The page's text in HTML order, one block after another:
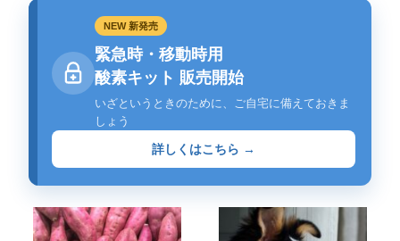
NEW 新発売
緊急時・移動時用
酸素キット 販売開始
いざというときのために、ご自宅に備えておきま
しょう
詳しくはこちら →